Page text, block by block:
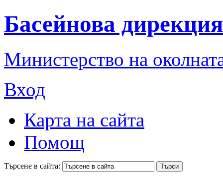
Басейнова
Министерство на
Вход
Карта на сайта
Помощ
Търсене в сайта: